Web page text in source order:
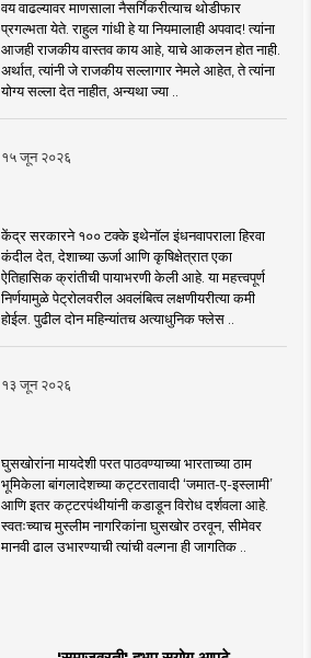
वय वाढल्यावर माणसाला नैसर्गिकरीत्याच थोडीफार
प्रगल्भता येते. राहुल गांधी हे या नियमालाही अपवाद! त्यांना
आजही राजकीय वास्तव काय आहे, याचे आकलन होत नाही.
अर्थात, त्यांनी जे राजकीय सल्लागार नेमले आहेत, ते त्यांना
योग्य सल्ला देत नाहीत, अन्यथा ज्या ..
१५ जून २०२६
केंद्र सरकारने १०० टक्के इथेनॉल इंधनवापराला हिरवा
कंदील देत, देशाच्या ऊर्जा आणि कृषिक्षेत्रात एका
ऐतिहासिक क्रांतीची पायाभरणी केली आहे. या महत्त्वपूर्ण
निर्णयामुळे पेट्रोलवरील अवलंबित्व लक्षणीयरीत्या कमी
होईल. पुढील दोन महिन्यांतच अत्याधुनिक फ्लेस ..
१३ जून २०२६
घुसखोरांना मायदेशी परत पाठवण्याच्या भारताच्या ठाम
भूमिकेला बांगलादेशच्या कट्टरतावादी ‘जमात-ए-इस्लामी’
आणि इतर कट्टरपंथीयांनी कडाडून विरोध दर्शवला आहे.
स्वतःच्याच मुस्लीम नागरिकांना घुसखोर ठरवून, सीमेवर
मानवी ढाल उभारण्याची त्यांची वल्गना ही जागतिक ..